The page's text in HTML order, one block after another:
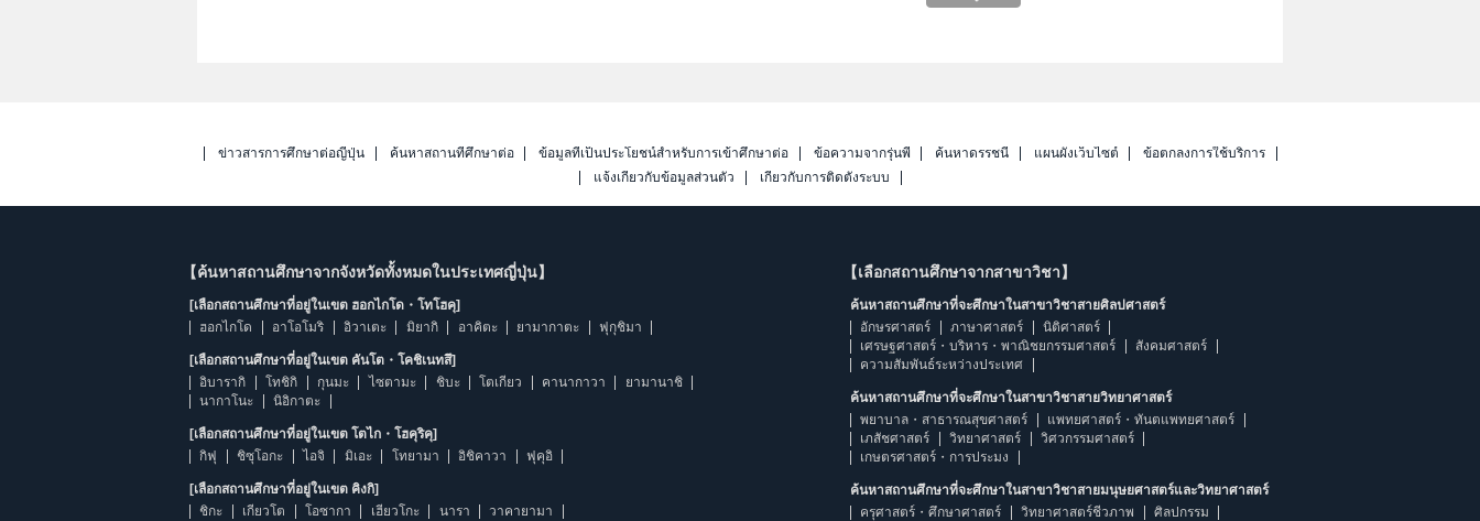
ข่าวสารการศึกษาต่อญี่ปุ่น ค้นหาสถานที่ศึกษาต่อ ข้อมูลที่เป็นประโยชน์สำหรับการเข้าศึกษาต่อ ข้อความจากรุ่นพี่ ค้นหาดรรชนี แผนผังเว็บไซต์
ข้อตกลงการใช้บริการ
แจ้งเกี่ยวกับข้อมูลส่วนตัว
เกี่ยวกับการติดตั้งระบบ
【ค้นหาสถานศึกษาจากจังหวัดทั้งหมดในประเทศญี่ปุ่น】
[เลือกสถานศึกษาที่อยู่ในเขต ฮอกไกโด・โทโฮคุ]
ฮอกไกโด
อาโอโมริ อิวาเตะ มิยากิ อาคิตะ ยามากาตะ ฟุกุชิมา
[เลือกสถานศึกษาที่อยู่ในเขต คันโต・โคชิเนทสึ]
อิบารากิ
โทชิกิ กุนมะ ไซตามะ ชิบะ โตเกียว คานากาวา
ยามานาชิ
นากาโนะ
นิอิกาตะ
[เลือกสถานศึกษาที่อยู่ในเขต โตไก・โฮคุริคุ]
กิฟุ
ชิซุโอกะ ไอจิ มิเอะ โทยามา อิชิคาวา ฟุคุอิ
[เลือกสถานศึกษาที่อยู่ในเขต คิงกิ]
ชิกะ
เกียวโต โอซากา เฮียวโกะ นารา วาคายามา
【เลือกสถานศึกษาจากสาขาวิชา】
ค้นหาสถานศึกษาที่จะศึกษาในสาขาวิชาสายศิลปศาสตร์
อักษรศาสตร์
ภาษาศาสตร์
นิติศาสตร์
เศรษฐศาสตร์・บริหาร・พาณิชยกรรมศาสตร์
สังคมศาสตร์
ความสัมพันธ์ระหว่างประเทศ
ค้นหาสถานศึกษาที่จะศึกษาในสาขาวิชาสายวิทยาศาสตร์
พยาบาล・สาธารณสุขศาสตร์
แพทยศาสตร์・ทันตแพทยศาสตร์
เภสัชศาสตร์
วิทยาศาสตร์
วิศวกรรมศาสตร์
เกษตรศาสตร์・การประมง
ค้นหาสถานศึกษาที่จะศึกษาในสาขาวิชาสายมนุษยศาสตร์และวิทยาศาสตร์
ครุศาสตร์・ศึกษาศาสตร์
วิทยาศาสตร์ชีวภาพ
ศิลปกรรม